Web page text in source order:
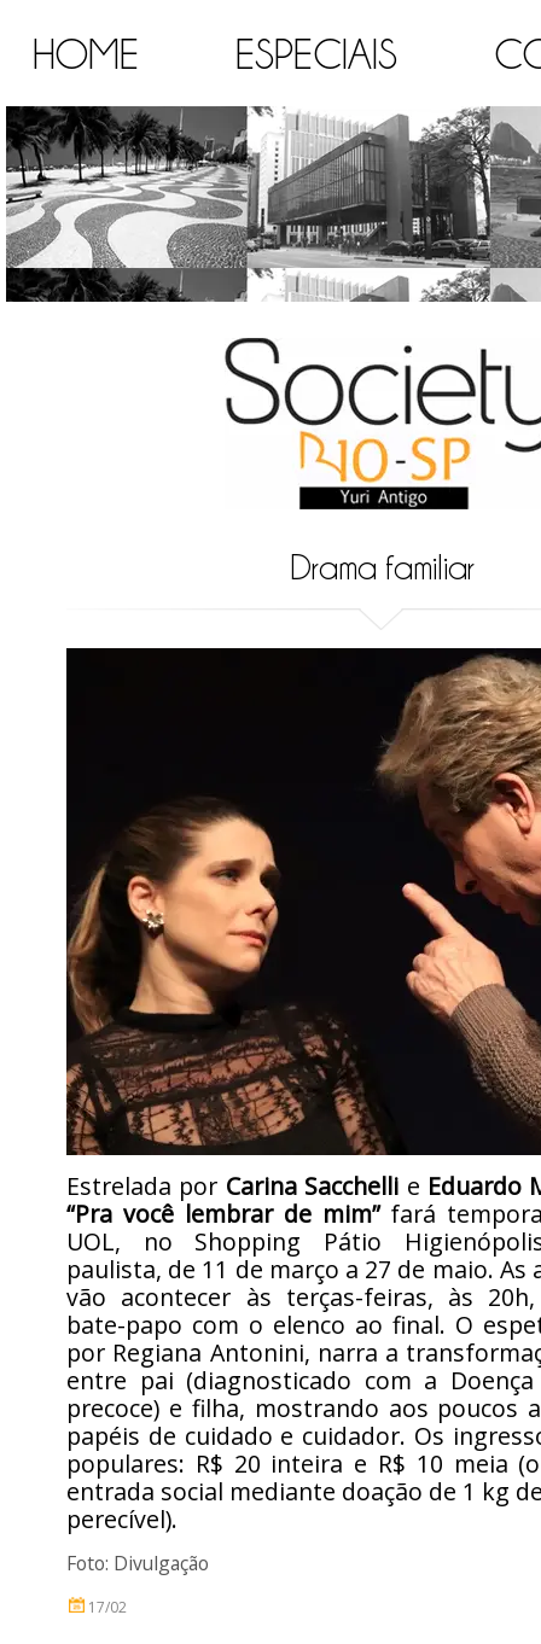
HOME ESPECIAIS
Drama familiar
Estrelada por Carina Sacchelli e Eduardo
“Pra você lembrar de mim”fará
UOL, no Shopping Pátio
paulista, de 11 de março a 27 de maio. As
vão acontecer às terças-feiras, às
bate-papo com o elenco ao final. O
por Regiana Antonini, narra a
entre pai (diagnosticado com a
precoce) e filha, mostrando aos poucos
papéis de cuidado e cuidador. Os
populares: R$ 20 inteira e R$ 10 meia
entrada social mediante doação de 1 kg
perecível).
Foto: Divulgação
17/02